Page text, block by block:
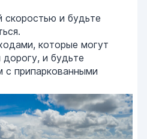
скоростью и будьте
которые могут
дорогу, и будьте
припаркованными